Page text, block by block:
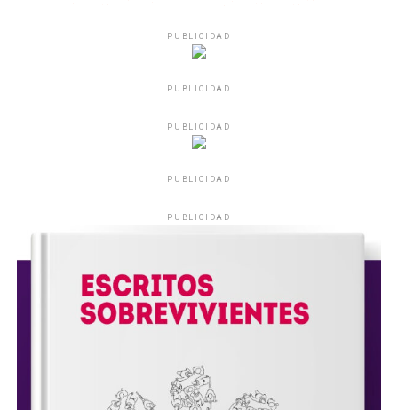
PUBLICIDAD
PUBLICIDAD
PUBLICIDAD